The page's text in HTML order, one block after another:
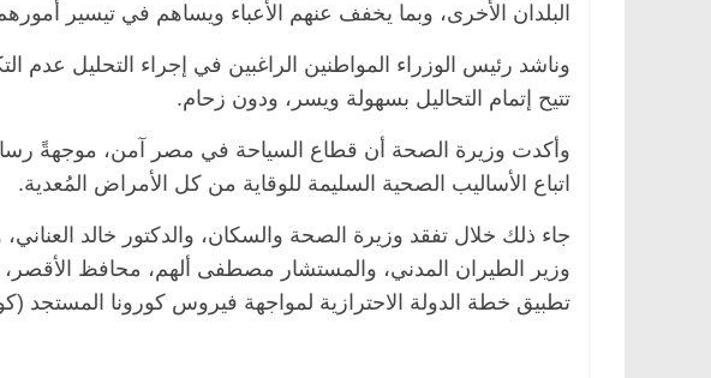
البلدان الأخرى، وبما يخفف عنهم الأعباء ويساهم في تيسير
وناشد رئيس الوزراء المواطنين الراغبين في إجراء التحليل عدم
تتيح إتمام التحاليل بسهولة ويسر، ودون زحام.
وأكدت وزيرة الصحة أن قطاع السياحة في مصر آمن، موجهةً
اتباع الأساليب الصحية السليمة للوقاية من كل الأمراض المُعدية.
جاء ذلك خلال تفقد وزيرة الصحة والسكان، والدكتور خالد العناني،
وزير الطيران المدني، والمستشار مصطفى ألهم، محافظ الأقصر،
تطبيق خطة الدولة الاحترازية لمواجهة فيروس كورونا المستجد